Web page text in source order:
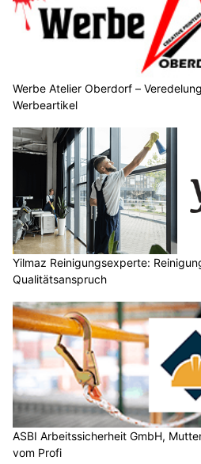
Werbe Atelier Oberdorf –
Werbeartikel
Yilmaz Reinigungsexperte:
Qualitätsanspruch
ASBI Arbeitssicherheit GmbH,
vom Profi